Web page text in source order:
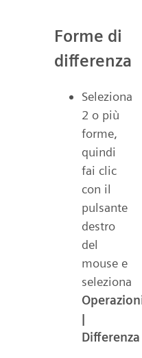
Forme di
differenza
Seleziona
2 o più
forme,
quindi
fai clic
con il
pulsante
destro
del
mouse e
seleziona
|
Differenza